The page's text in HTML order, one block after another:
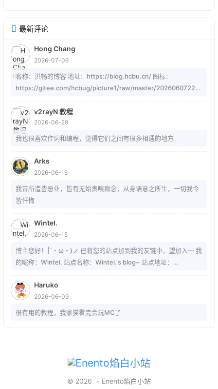
最新评论
Hong Chang
2026-07-06
名称：洪畅的博客 地址：https://blog.hcbu.cn/ 图标：
https://gitee.com/hcbug/picture1/raw/master/20260607223
https://blog.hcbu.cn/atom.xml
v2rayN 教程
2026-06-29
我也很喜欢作词和编程，觉得它们之间有很多相通的地方
Arks
2026-06-16
我昔所造皆恶业，皆有无始贪嗔痴念，从身语意之所生，一切我今
皆忏悔
Wintel.
2026-06-15
博主您好！|´・ω・)ノ 已将您的站点加到我的友链中，望加入～ 我
的昵称：Wintel. 站点名称：Wintel.'s blog~ 站点地址：
https://mrwintel.xyz/local/avatar.jpg 站点描述：树在。山在。大
地在。岁月在。我在。
Haruko
2026-06-09
很有用的教程，我家猫看完会玩MC了
© 2026
Enento焰白小站